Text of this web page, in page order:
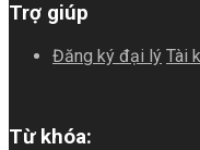
Trợ giúp
Đăng ký đại lý Tài
Từ khóa: